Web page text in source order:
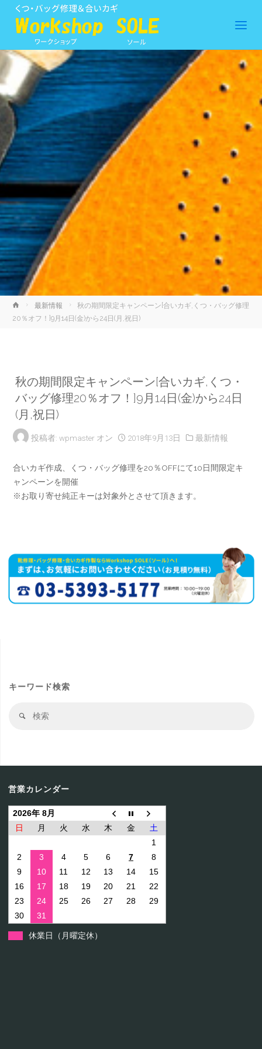
ホ
ー
最新情報
秋の期間限定キャンペーン[合いカギ,くつ・バッグ修理
20％オフ！]9月14日(金)から24日(月,祝日)
秋の期間限定キャンペーン[合いカギ,くつ・
バッグ修理20％オフ！]9月14日(金)から24日
(月,祝日)
投稿者: wpmaster オン 2018年9月13日 最新情報
合いカギ作成、くつ・バッグ修理を20％OFFにて10日間限定キ
ャンペーンを開催
※お取り寄せ純正キーは対象外とさせて頂きます。
キーワード検索
検
営業カレンダー
2026年 8月
日
月 火 水 木 金
土
1
2
3 4 5 6 7
8
9
10 11 12 13 14
15
16
17 18 19 20 21
22
23
24 25 26 27 28
29
30
31
休業日（月曜定休）